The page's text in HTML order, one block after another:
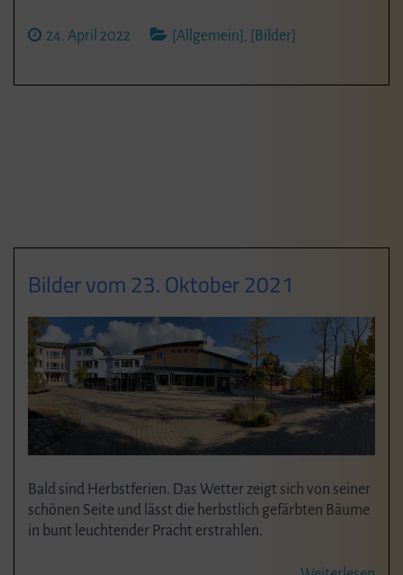
24. April 2022 [Allgemein] , [Bilder]
Bilder vom 23. Oktober 2021
Bald sind Herbstferien. Das Wetter zeigt sich von seiner
schönen Seite und lässt die herbstlich gefärbten Bäume
in bunt leuchtender Pracht erstrahlen.